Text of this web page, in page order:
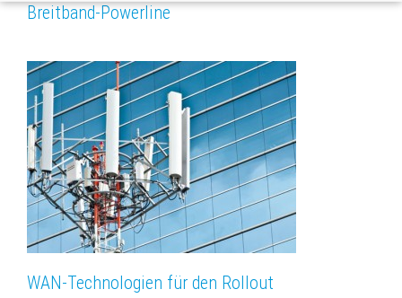
Breitband-Powerline
WAN-Technologien für den Rollout